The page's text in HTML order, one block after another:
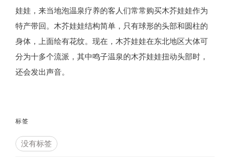
娃娃，来当地泡温泉疗养的客人们常常购买木芥娃娃作为
特产带回。木芥娃娃结构简单，只有球形的头部和圆柱的
身体，上面绘有花纹。现在，木芥娃娃在东北地区大体可
分为十多个流派，其中鸣子温泉的木芥娃娃扭动头部时，
还会发出声音。
标签
没有标签